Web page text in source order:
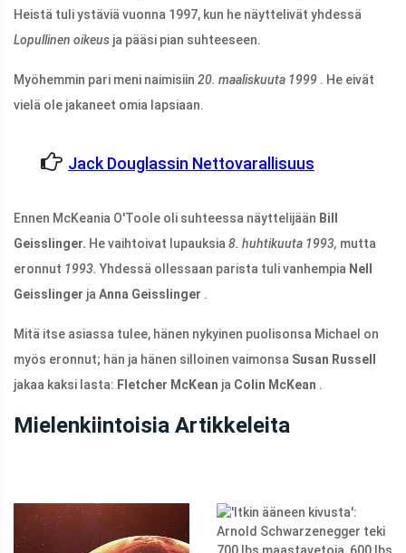
Heistä tuli ystäviä vuonna 1997, kun he näyttelivät yhdessä
Lopullinen oikeus ja pääsi pian suhteeseen.
Myöhemmin pari meni naimisiin 20. maaliskuuta 1999 . He eivät
vielä ole jakaneet omia lapsiaan.
Jack Douglassin Nettovarallisuus
Ennen McKeania O'Toole oli suhteessa näyttelijään Bill
Geisslinger. He vaihtoivat lupauksia 8. huhtikuuta 1993, mutta
eronnut 1993. Yhdessä ollessaan parista tuli vanhempia Nell
Geisslinger ja Anna Geisslinger .
Mitä itse asiassa tulee, hänen nykyinen puolisonsa Michael on
myös eronnut; hän ja hänen silloinen vaimonsa Susan Russell
jakaa kaksi lasta: Fletcher McKean ja Colin McKean .
Mielenkiintoisia Artikkeleita